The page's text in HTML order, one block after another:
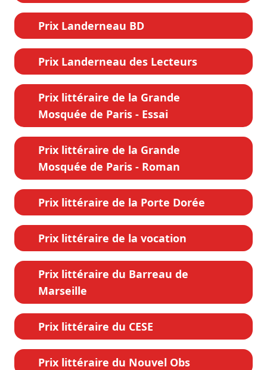
Prix Landerneau BD
Prix Landerneau des Lecteurs
Prix littéraire de la Grande
Mosquée de Paris - Essai
Prix littéraire de la Grande
Mosquée de Paris - Roman
Prix littéraire de la Porte Dorée
Prix littéraire de la vocation
Prix littéraire du Barreau de
Marseille
Prix littéraire du CESE
Prix littéraire du Nouvel Obs